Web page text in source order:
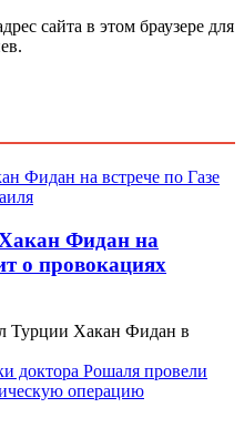
сайта в этом браузере для
Фидан на
о провокациях
Турции Хакан Фидан в